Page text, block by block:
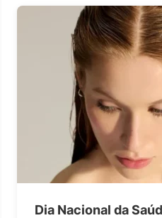
Dia Nacional da